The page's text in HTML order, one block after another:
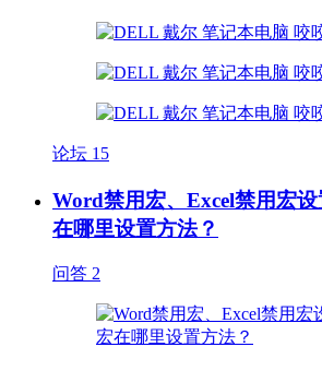
论坛 15
Word禁用宏、Excel禁用宏
在哪里设置方法？
问答 2